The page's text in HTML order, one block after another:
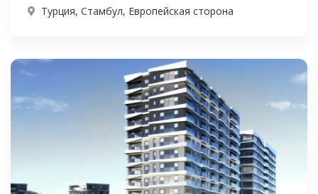
Турция, Стамбул, Европейская сторона